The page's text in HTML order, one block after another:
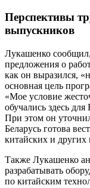
Перспективы
выпускников
Лукашенко
предложения о
как он выразился,
основная цель
«Мое условие
обучались здесь
При этом он
Беларусь готова
китайских и других
Также Лукашенко
разрабатывать
по китайским